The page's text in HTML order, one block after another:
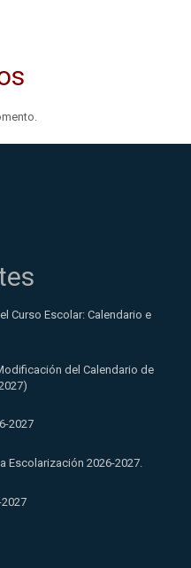
Curso Escolar: Calendario e
del Calendario de
2027
Escolarización 2026-2027.